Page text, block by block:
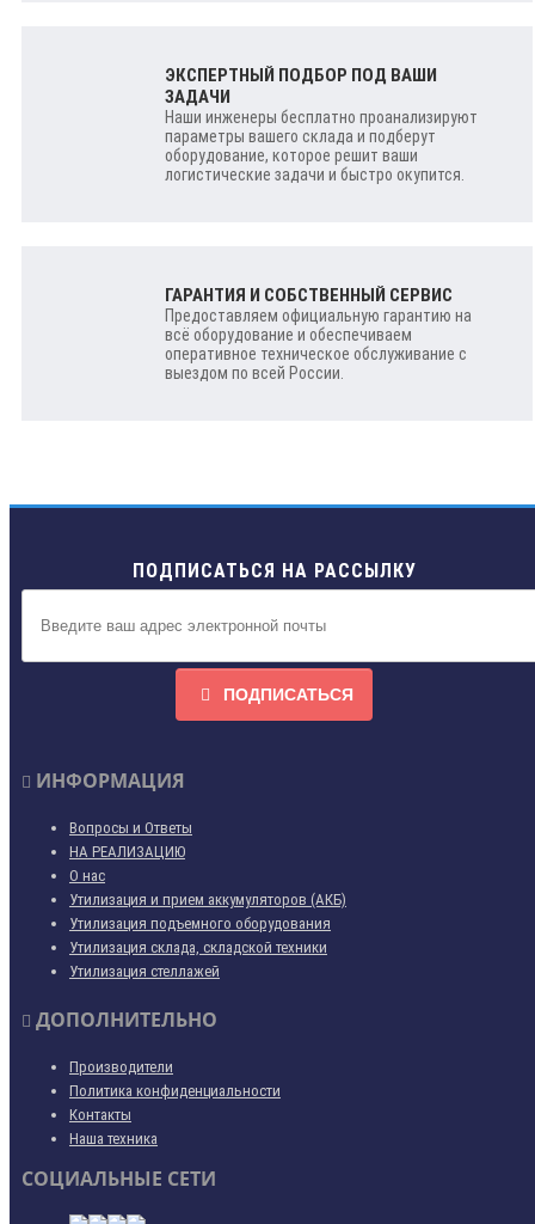
ЭКСПЕРТНЫЙ ПОДБОР ПОД ВАШИ
ЗАДАЧИ
Наши инженеры бесплатно проанализируют
параметры вашего склада и подберут
оборудование, которое решит ваши
логистические задачи и быстро окупится.
ГАРАНТИЯ И СОБСТВЕННЫЙ СЕРВИС
Предоставляем официальную гарантию на
всё оборудование и обеспечиваем
оперативное техническое обслуживание с
выездом по всей России.
ПОДПИСАТЬСЯ НА РАССЫЛКУ
ПОДПИСАТЬСЯ
ИНФОРМАЦИЯ
Вопросы и Ответы
НА РЕАЛИЗАЦИЮ
О нас
Утилизация и прием аккумуляторов (АКБ)
Утилизация подъемного оборудования
Утилизация склада, складской техники
Утилизация стеллажей
ДОПОЛНИТЕЛЬНО
Производители
Политика конфиденциальности
Контакты
Наша техника
СОЦИАЛЬНЫЕ СЕТИ